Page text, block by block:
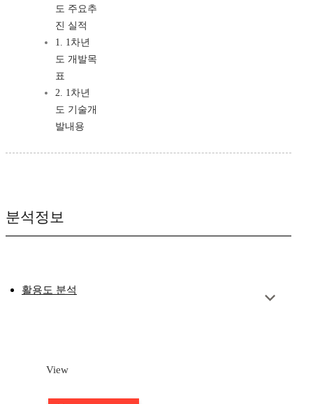
도 주요추
진 실적
1. 1차년
도 개발목
표
2. 1차년
도 기술개
발내용
분석정보
활용도 분석
View